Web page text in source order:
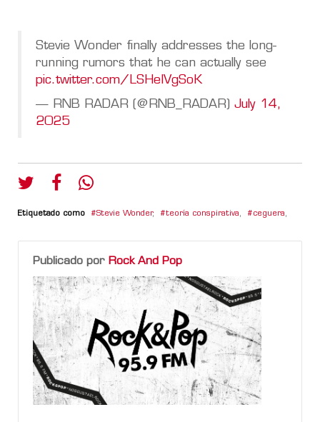
Stevie Wonder finally addresses the long-
running rumors that he can actually see
pic.twitter.com/LSHeIVgSoK
— RNB RADAR (@RNB_RADAR) July 14,
2025
Etiquetado como Stevie Wonder, teoría conspirativa, ceguera,
Publicado por Rock And Pop